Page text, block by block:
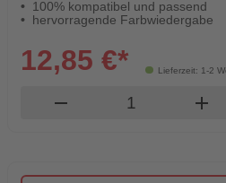
100% kompatibel und passend
hervorragende Farbwiedergabe
Lieferzeit: 1-2
12,85 €*
remove Produkt add